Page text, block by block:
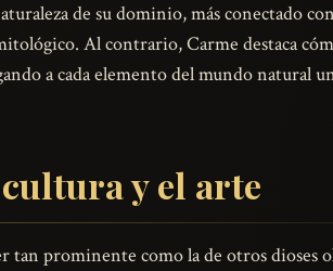
de su dominio, más conectado
Al contrario, Carme destaca
a cada elemento del mundo natural
y el arte
tan prominente como la de otros dioses